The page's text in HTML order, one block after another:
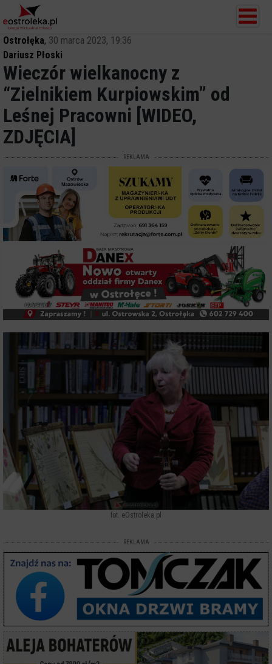
Ostrołęka, 30 marca 2023, 19:36
Dariusz Płoski
Wieczór wielkanocny z
“Zielnikiem Kurpiowskim” od
Leśnej Pracowni [WIDEO,
ZDJĘCIA]
REKLAMA
fot. eOstroleka.pl
REKLAMA